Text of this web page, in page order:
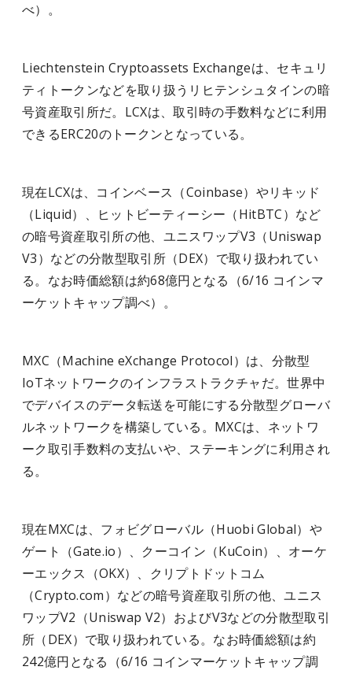
べ）。
Liechtenstein Cryptoassets Exchangeは、セキュリ
ティトークンなどを取り扱うリヒテンシュタインの暗
号資産取引所だ。LCXは、取引時の手数料などに利用
できるERC20のトークンとなっている。
現在LCXは、コインベース（Coinbase）やリキッド
（Liquid）、ヒットビーティーシー（HitBTC）など
の暗号資産取引所の他、ユニスワップV3（Uniswap
V3）などの分散型取引所（DEX）で取り扱われてい
る。なお時価総額は約68億円となる（6/16 コインマ
ーケットキャップ調べ）。
MXC（Machine eXchange Protocol）は、分散型
IoTネットワークのインフラストラクチャだ。世界中
でデバイスのデータ転送を可能にする分散型グローバ
ルネットワークを構築している。MXCは、ネットワ
ーク取引手数料の支払いや、ステーキングに利用され
る。
現在MXCは、フォビグローバル（Huobi Global）や
ゲート（Gate.io）、クーコイン（KuCoin）、オーケ
ーエックス（OKX）、クリプトドットコム
（Crypto.com）などの暗号資産取引所の他、ユニス
ワップV2（Uniswap V2）およびV3などの分散型取引
所（DEX）で取り扱われている。なお時価総額は約
242億円となる（6/16 コインマーケットキャップ調